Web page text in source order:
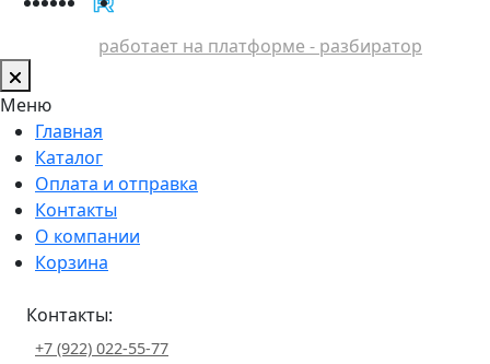
работает на платформе - разбиратор
Меню
Главная
Каталог
Оплата и отправка
Контакты
О компании
Корзина
Контакты:
+7 (922) 022-55-77